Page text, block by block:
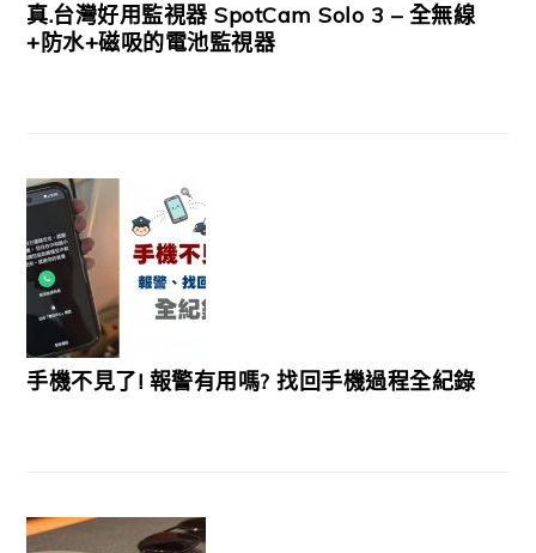
真.台灣好用監視器 SpotCam Solo 3 – 全無線
+防水+磁吸的電池監視器
手機不見了! 報警有用嗎? 找回手機過程全紀錄